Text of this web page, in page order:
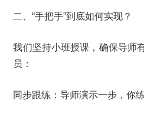
二、“手把手”到底如何实现？
我们坚持小班授课，确保导师
员：
同步跟练：导师演示一步，你